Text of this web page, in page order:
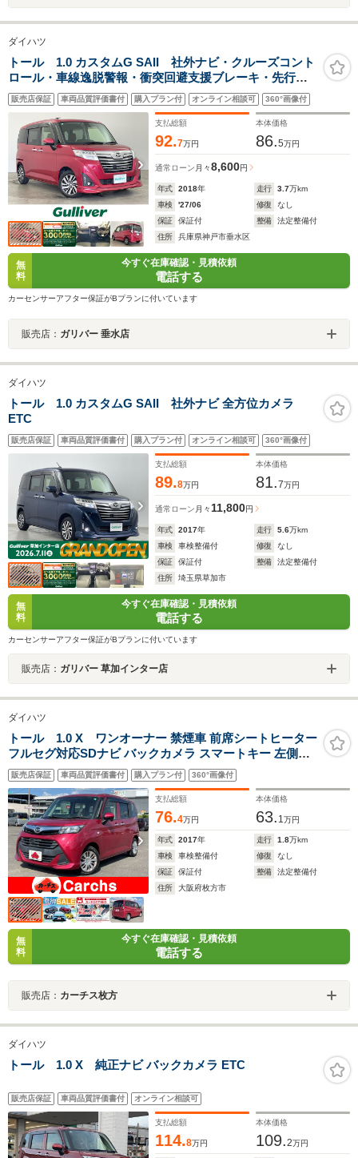
ダイハツ
トール 1.0 カスタムG SAII 社外ナビ・クルーズコント
ロール・車線逸脱警報・衝突回避支援ブレーキ・先行車
発進告知・LEDヘッドライト・フォグランプ・ビルトイ
ンETC・社外ドライブレコーダー・両側パワースライド
ドア・純正アルミホイール
販売店保証 車両品質評価書付 購入プラン付 オンライン相談可 360°画像付
支払総額
92.7万円
本体価格
86.5万円
通常ローン 月々8,600円
年式 2018年 走行 3.7万km
車検
'27/06 修復
なし
保証
保証付 整備
法定整備付
住所
兵庫県神戸市垂水区
無
料
今すぐ在庫確認・見積依頼
電話する
カーセンサーアフター保証がBプランに付いています
販売店： ガリバー 垂水店
ダイハツ
トール 1.0 カスタムG SAII 社外ナビ 全方位カメラ
ETC
販売店保証 車両品質評価書付 購入プラン付 オンライン相談可 360°画像付
支払総額
89.8万円
本体価格
81.7万円
通常ローン 月々11,800円
年式 2017年 走行 5.6万km
車検
車検整備付 修復
なし
保証
保証付 整備
法定整備付
住所
埼玉県草加市
無
料
今すぐ在庫確認・見積依頼
電話する
カーセンサーアフター保証がBプランに付いています
販売店： ガリバー 草加インター店
ダイハツ
トール 1.0 X ワンオーナー 禁煙車 前席シートヒーター
フルセグ対応SDナビ バックカメラ スマートキー 左側電
動ドア DVD再生 BTオーディオ アイドリングストップ
ETC
販売店保証 車両品質評価書付 購入プラン付 360°画像付
支払総額
76.4万円
本体価格
63. 1万円
年式 2017年 走行 1.8万km
車検
車検整備付 修復
なし
保証
保証付 整備
法定整備付
住所
大阪府枚方市
無
料
今すぐ在庫確認・見積依頼
電話する
販売店： カーチス枚方
ダイハツ
トール 1.0 X 純正ナビ バックカメラ ETC
販売店保証 車両品質評価書付 オンライン相談可
支払総額
114.8万円
本体価格
109.2万円